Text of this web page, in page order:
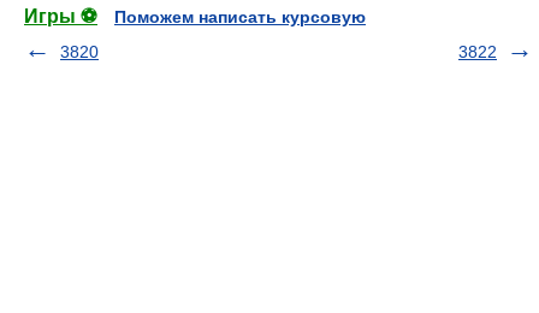
Игры ⚽
Поможем написать курсовую
3820
3822